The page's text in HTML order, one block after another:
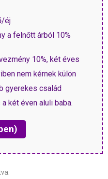
éj
a felnőtt árból 10%
10%, két éves
nem kérnek külön
gyerekes család
két éven aluli baba.